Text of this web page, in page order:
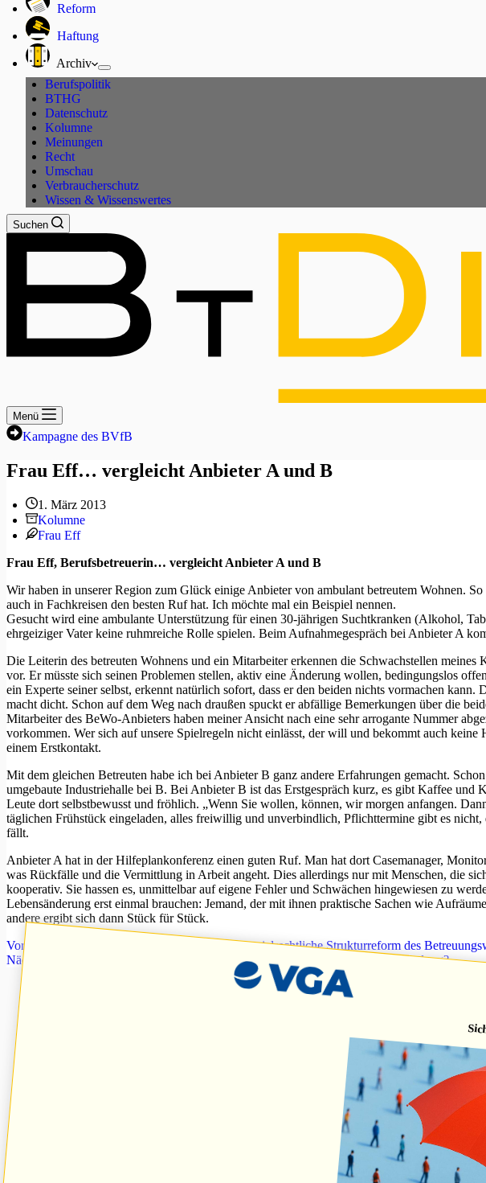
Reform
Haftung
Archiv
Berufspolitik
BTHG
Datenschutz
Kolumne
Meinungen
Recht
Umschau
Verbraucherschutz
Wissen & Wissenswertes
Suchen
Menü
Kampagne des BVfB
Frau Eff… vergleicht Anbieter A und B
1. März 2013
Kolumne
Frau Eff
Frau Eff, Berufsbetreuerin… vergleicht Anbieter A und B
Wir haben in unserer Region zum Glück einige Anbieter von ambulant betreutem Wohnen.
auch in Fachkreisen den besten Ruf hat. Ich möchte mal ein Beispiel nennen.
Gesucht wird eine ambulante Unterstützung für einen 30-jährigen Suchtkranken (Alkohol,
ehrgeiziger Vater keine ruhmreiche Rolle spielen. Beim Aufnahmegespräch bei Anbieter A
Die Leiterin des betreuten Wohnens und ein Mitarbeiter erkennen die Schwachstellen
vor. Er müsste sich seinen Problemen stellen, aktiv eine Änderung wollen, bedingungslos
ein Experte seiner selbst, erkennt natürlich sofort, dass er den beiden nichts vormachen
macht dicht. Schon auf dem Weg nach draußen spuckt er abfällige Bemerkungen über die
Mitarbeiter des BeWo-Anbieters haben meiner Ansicht nach eine sehr arrogante Nummer
vorkommen. Wer sich auf unsere Spielregeln nicht einlässt, der will und bekommt auch
einem Erstkontakt.
Mit dem gleichen Betreuten habe ich bei Anbieter B ganz andere Erfahrungen gemacht.
umgebaute Industriehalle bei B. Bei Anbieter B ist das Erstgespräch kurz, es gibt Kaffee
Leute dort selbstbewusst und fröhlich. „Wenn Sie wollen, können, wir morgen anfangen.
täglichen Frühstück eingeladen, alles freiwillig und unverbindlich, Pflichttermine gibt es
fällt.
Anbieter A hat in der Hilfeplankonferenz einen guten Ruf. Man hat dort Casemanager,
was Rückfälle und die Vermittlung in Arbeit angeht. Dies allerdings nur mit Menschen, die
kooperativ. Sie hassen es, unmittelbar auf eigene Fehler und Schwächen hingewiesen zu
Lebensänderung erst einmal brauchen: Jemand, der mit ihnen praktische Sachen wie
andere ergibt sich dann Stück für Stück.
Vorheriger
Wie wahrscheinlich ist eine sozialrechtliche Strukturreform des
Nächster
4. Betreuungsrechtsänderungsgesetz: vielleicht doch Verabschiedung?